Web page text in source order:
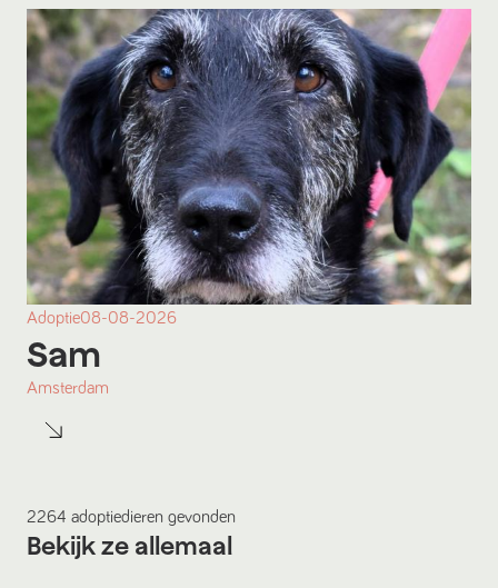
Adoptie08-08-2026
Sam
Amsterdam
2264 adoptiedieren gevonden
Bekijk ze allemaal